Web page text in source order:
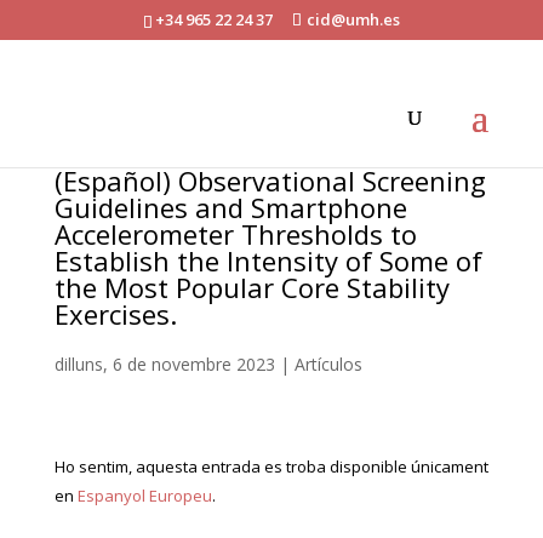
+34 965 22 24 37 cid@umh.es
(Español) Observational Screening
Guidelines and Smartphone
Accelerometer Thresholds to
Establish the Intensity of Some of
the Most Popular Core Stability
Exercises.
dilluns, 6 de novembre 2023 | Artículos
Ho sentim, aquesta entrada es troba disponible únicament
en Espanyol Europeu.